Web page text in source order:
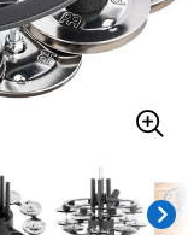
その他楽器
エフェクター
DTM